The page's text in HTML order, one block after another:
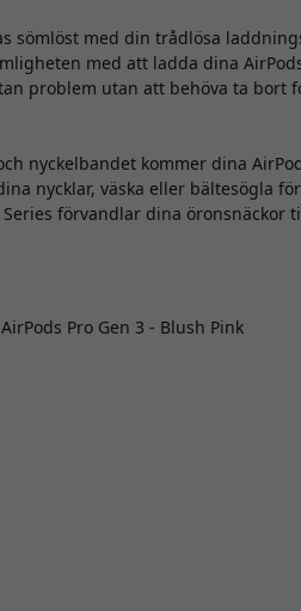
sömlöst med din trådlösa
med att ladda dina
problem utan att behöva ta bort
nyckelbandet kommer dina
nycklar, väska eller bältesögla
förvandlar dina öronsnäckor
Pro Gen 3 - Blush Pink